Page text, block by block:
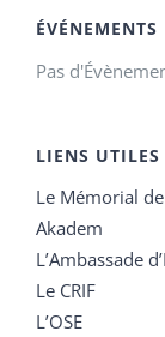
ÉVÉNEMENTS
Pas
LIENS UTILES
Le Mémorial
Akadem
L’Ambassade
Le CRIF
L’OSE